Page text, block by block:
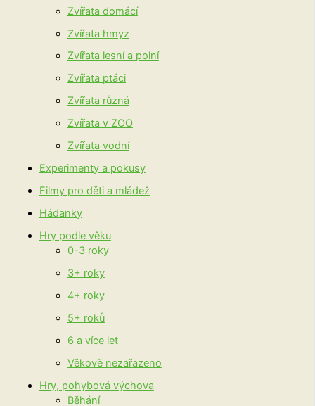
Zvířata domácí
Zvířata hmyz
Zvířata lesní a polní
Zvířata ptáci
Zvířata různá
Zvířata v ZOO
Zvířata vodní
Experimenty a pokusy
Filmy pro děti a mládež
Hádanky
Hry podle věku
0-3 roky
3+ roky
4+ roky
5+ roků
6 a více let
Věkově nezařazeno
Hry, pohybová výchova
Běhání